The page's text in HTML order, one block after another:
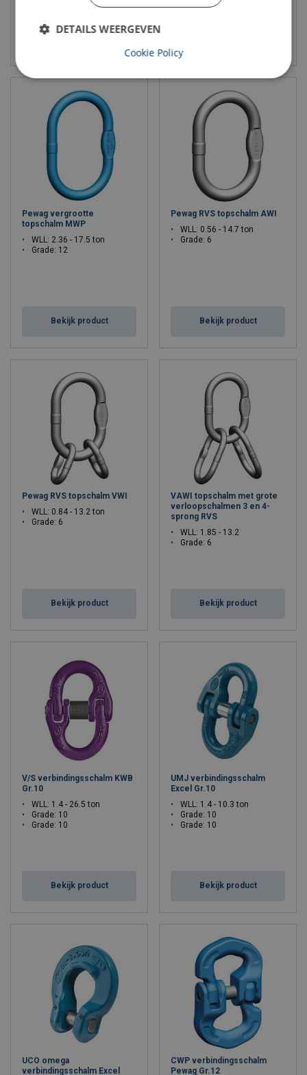
Pewag vergrootte
topschalm MWP
WLL: 2.36 - 17.5 ton
Grade: 12
Bekijk product
Pewag RVS topschalm AWI
WLL: 0.56 - 14.7 ton
Grade: 6
Bekijk product
Pewag RVS topschalm VWI
WLL: 0.84 - 13.2 ton
Grade: 6
Bekijk product
VAWI topschalm met grote
verloopschalmen 3 en 4-
sprong RVS
WLL: 1.85 - 13.2
Grade: 6
Bekijk product
V/S verbindingsschalm KWB
Gr.10
WLL: 1.4 - 26.5 ton
Grade: 10
Grade: 10
Bekijk product
UMJ verbindingsschalm
Excel Gr.10
WLL: 1.4 - 10.3 ton
Grade: 10
Grade: 10
Bekijk product
UCO omega
verbindingsschalm Excel
CWP verbindingsschalm
Pewag Gr.12
DETAILS WEERGEVEN
Cookie Policy